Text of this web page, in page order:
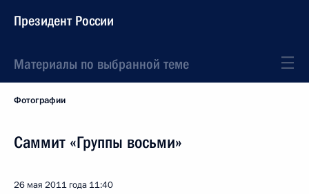
Президент России
Материалы по выбранной теме
Фотографии
Саммит «Группы восьми»
26 мая 2011 года 11:40